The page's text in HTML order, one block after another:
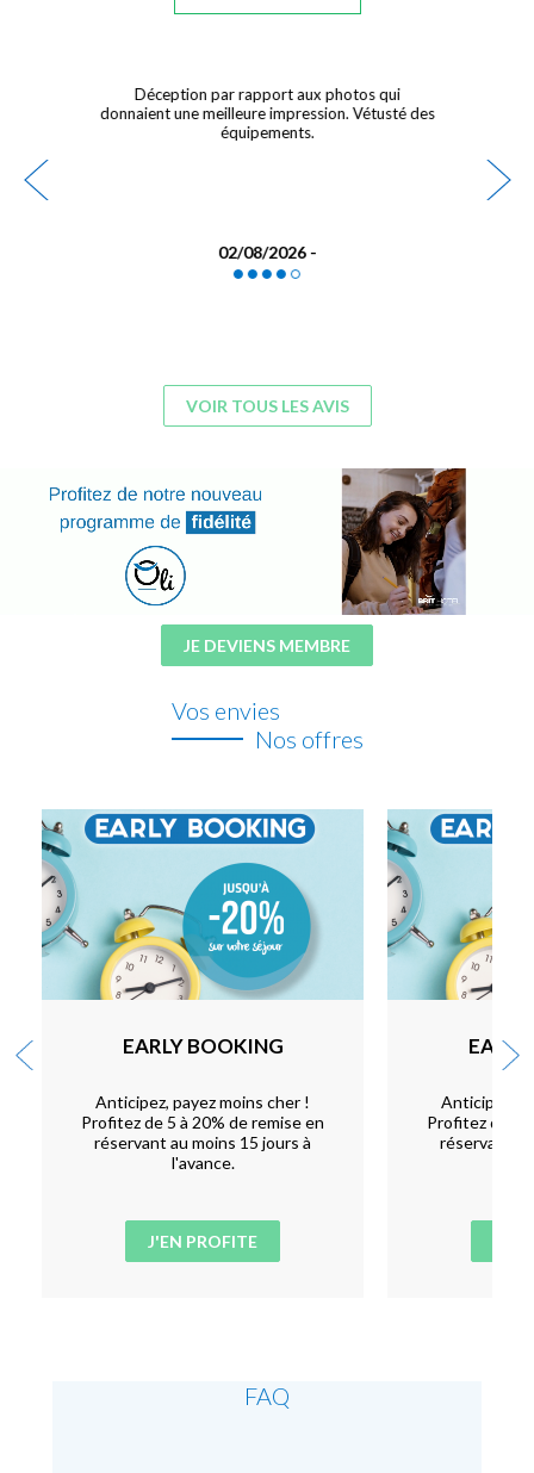
Très satisfaite de mon séjour La piscine et le
restaurant à proximité sont un plus . Je
recommande cet hôtel
21/07/2026 - Demarest
VOIR TOUS LES AVIS
JE DEVIENS MEMBRE
Vos envies
Nos offres
EARLY BOOKING
Anticipez, payez moins cher !
Profitez de 5 à 20% de remise en
réservant au moins 15 jours à
l'avance.
J'EN PROFITE
Anticipez,
Profitez de 5
réservant
FAQ